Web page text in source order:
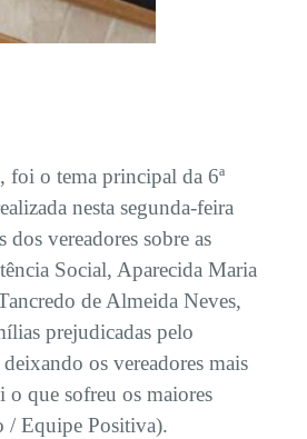
foi o tema principal da 6ª
nesta segunda-feira
vereadores sobre as
Social, Aparecida Maria
de Almeida Neves,
prejudicadas pelo
os vereadores mais
o que sofreu os maiores
/ Equipe Positiva).